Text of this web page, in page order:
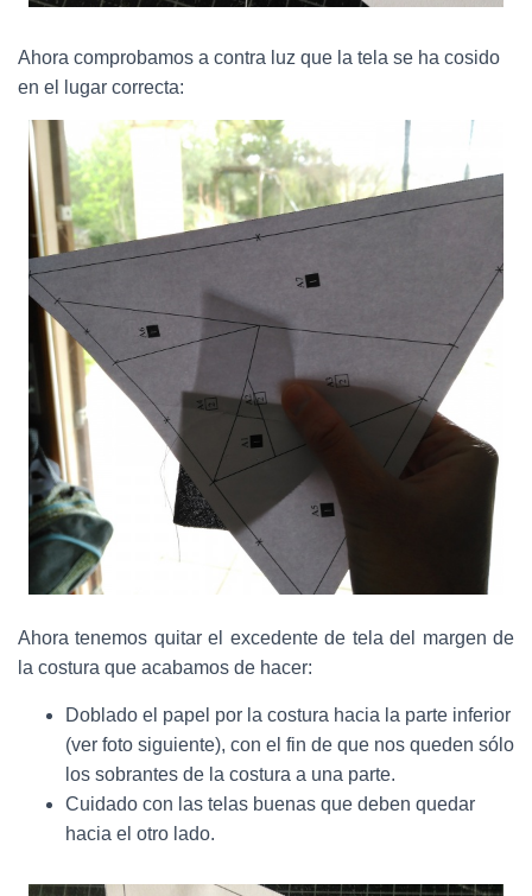
Ahora comprobamos a contra luz que la tela se ha cosido
en el lugar correcta:
Ahora tenemos quitar el excedente de tela del margen de
la costura que acabamos de hacer:
Doblado el papel por la costura hacia la parte inferior
(ver foto siguiente), con el fin de que nos queden sólo
los sobrantes de la costura a una parte.
Cuidado con las telas buenas que deben quedar
hacia el otro lado.